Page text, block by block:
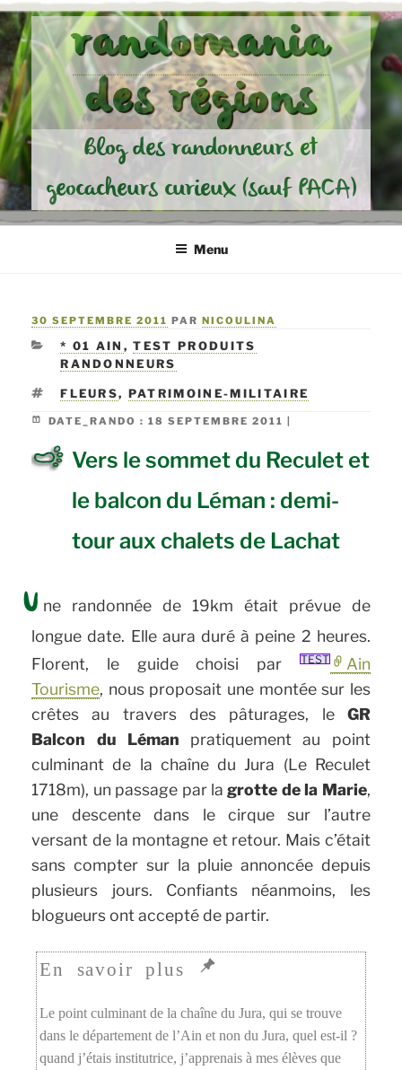
Aller
au
contenu
principal
randomania
des régions
Blog des randonneurs et
geocacheurs curieux (sauf PACA)
Menu
PUBLIÉ
30 SEPTEMBRE 2011 PARNICOULINA
CATÉGORIES
* 01 AIN ,TEST PRODUITS
RANDONNEURS
ÉTIQUETTES
FLEURS, PATRIMOINE-MILITAIRE
DATE_RANDO :18 SEPTEMBRE 2011 |
Vers le sommet du Reculet et
le balcon du Léman : demi-
tour aux chalets de Lachat
U ne randonnée de 19km était prévue de
longue date. Elle aura duré à peine 2 heures.
Florent, le guide choisi par
TEST
Ain
Tourisme, nous proposait une montée sur les
crêtes au travers des pâturages, le GR
Balcon du Léman pratiquement au point
culminant de la chaîne du Jura (Le Reculet
1718m), un passage par lagrotte de la Marie,
une descente dans le cirque sur l’autre
versant de la montagne et retour. Mais c’était
sans compter sur la pluie annoncée depuis
plusieurs jours. Confiants néanmoins, les
blogueurs ont accepté de partir.
Le point culminant de la chaîne du Jura, qui se trouve
dans le département de l’Ain et non du Jura, quel est-il ?
quand j’étais institutrice, j’apprenais à mes élèves que